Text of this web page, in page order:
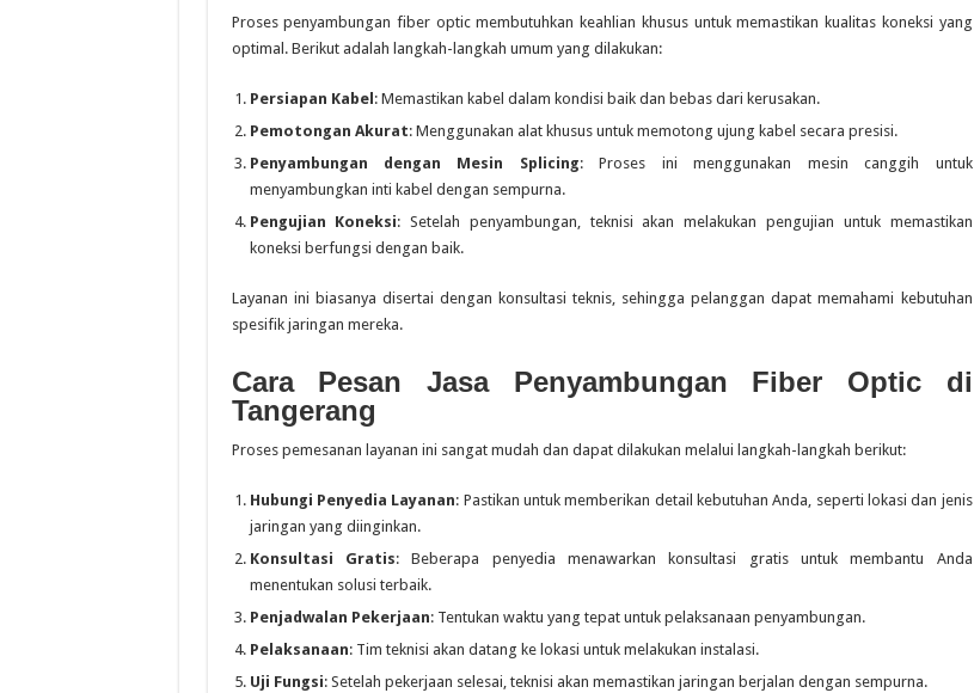
Proses penyambungan fiber optic membutuhkan keahlian khusus untuk memastikan kualitas koneksi yang
optimal. Berikut adalah langkah-langkah umum yang dilakukan:
Persiapan Kabel : Memastikan kabel dalam kondisi baik dan bebas dari kerusakan.
Pemotongan Akurat: Menggunakan alat khusus untuk memotong ujung kabel secara presisi.
Penyambungan dengan Mesin Splicing: Proses ini menggunakan mesin canggih untuk
menyambungkan inti kabel dengan sempurna.
Pengujian Koneksi: Setelah penyambungan, teknisi akan melakukan pengujian untuk memastikan
koneksi berfungsi dengan baik.
Layanan ini biasanya disertai dengan konsultasi teknis, sehingga pelanggan dapat memahami kebutuhan
spesifik jaringan mereka.
Cara Pesan Jasa Penyambungan Fiber Optic di
Tangerang
Proses pemesanan layanan ini sangat mudah dan dapat dilakukan melalui langkah-langkah berikut:
Hubungi Penyedia Layanan: Pastikan untuk memberikan detail kebutuhan Anda, seperti lokasi dan jenis
jaringan yang diinginkan.
Konsultasi Gratis: Beberapa penyedia menawarkan konsultasi gratis untuk membantu Anda
menentukan solusi terbaik.
Penjadwalan Pekerjaan: Tentukan waktu yang tepat untuk pelaksanaan penyambungan.
Pelaksanaan: Tim teknisi akan datang ke lokasi untuk melakukan instalasi.
Uji Fungsi: Setelah pekerjaan selesai, teknisi akan memastikan jaringan berjalan dengan sempurna.